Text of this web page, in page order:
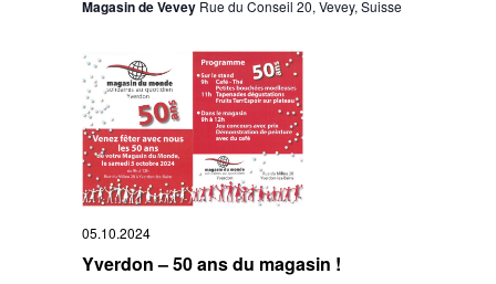
Magasin de Vevey Rue du Conseil 20, Vevey, Suisse
05.10.2024
Yverdon – 50 ans du magasin !